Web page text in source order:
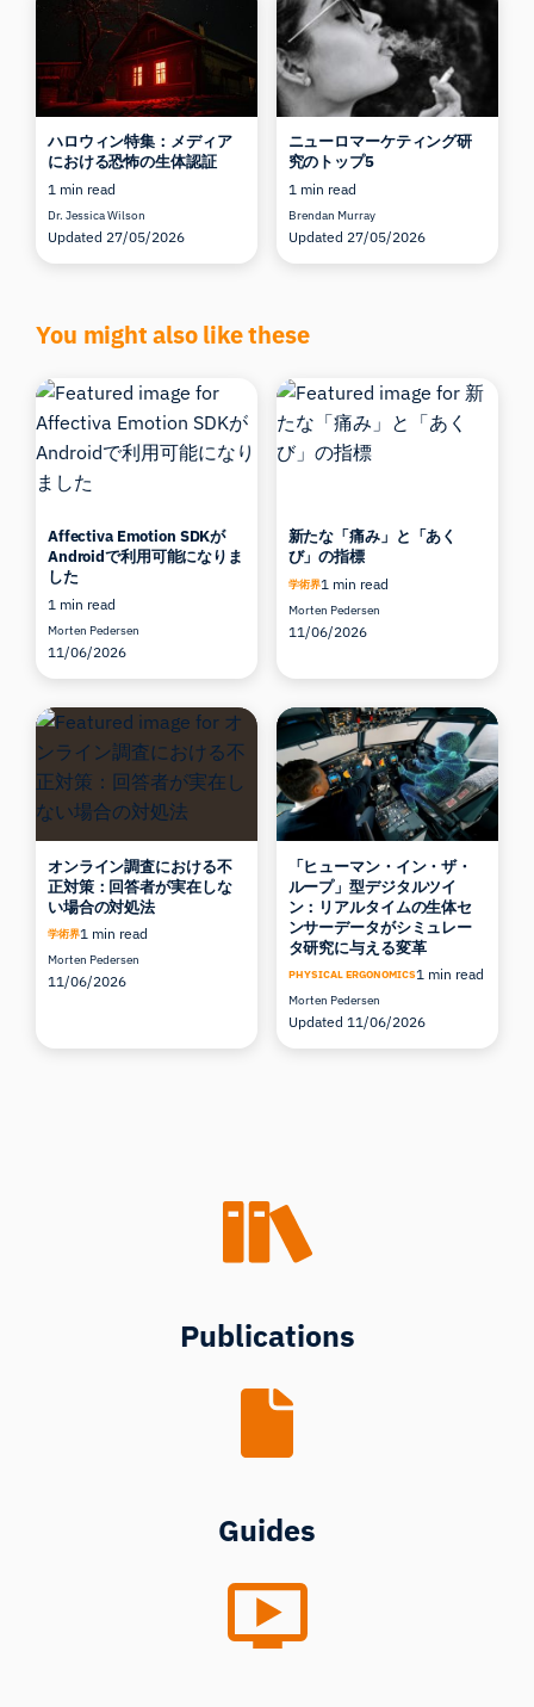
ハロウィン特集：メディア
における恐怖の生体認証
1 min read
Dr. Jessica Wilson
Updated 27/05/2026
ニューロマーケティング研
究のトップ5
1 min read
Brendan Murray
Updated 27/05/2026
You might also like these
Affectiva Emotion SDKが
Androidで利用可能になりま
した
1 min read
Morten Pedersen
11/06/2026
新たな「痛み」と「あく
び」の指標
学術界1 min read
Morten Pedersen
11/06/2026
オンライン調査における不
正対策：回答者が実在しな
い場合の対処法
学術界1 min read
Morten Pedersen
11/06/2026
「ヒューマン・イン・ザ・
ループ」型デジタルツイ
ン：リアルタイムの生体セ
ンサーデータがシミュレー
タ研究に与える変革
PHYSICAL ERGONOMICS1 min read
Morten Pedersen
Updated 11/06/2026
Publications
Guides